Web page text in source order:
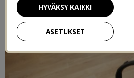
miten mahtava vekotin se on (
kurkkimaan meidän ähisevää vauvaa
ASETUKSET
HYVÄKSY KAIKKI